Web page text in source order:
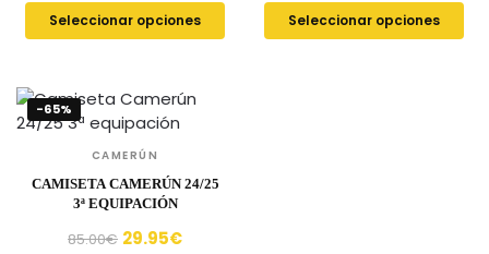
Seleccionar opciones Seleccionar opciones
-65%
CAMERÚN
CAMISETA CAMERÚN 24/25
3ª EQUIPACIÓN
85.00€ 29.95€